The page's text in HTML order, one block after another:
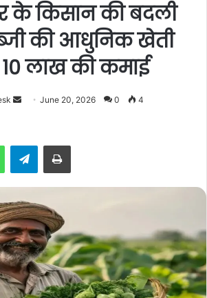
के किसान की बदली
की आधुनिक खेती
लाख की कमाई
a
e
m
a
i
l
June 20, 2026 0 4
Telegram